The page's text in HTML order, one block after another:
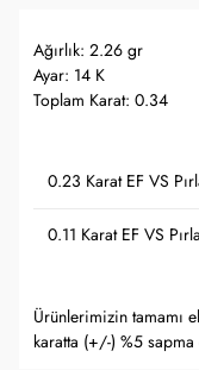
Ağırlık: 2.26 gr
Ayar: 14 K
Toplam Karat: 0.34
0.23 Karat EF VS
0.11 Karat EF VS
Ürünlerimizin tamamı
karatta (+/-) %5